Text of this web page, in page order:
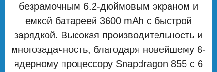
безрамочным 6.2-дюймовым экраном и
емкой батареей 3600 mAh с быстрой
зарядкой. Высокая производительность и
многозадачность, благодаря новейшему 8-
ядерному процессору Snapdragon 855 с 6